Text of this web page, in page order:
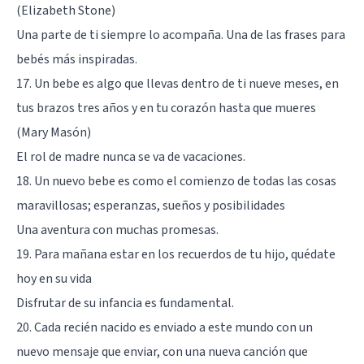
(Elizabeth Stone)
Una parte de ti siempre lo acompaña. Una de las frases para
bebés más inspiradas.
17. Un bebe es algo que llevas dentro de ti nueve meses, en
tus brazos tres años y en tu corazón hasta que mueres
(Mary Masón)
El rol de madre nunca se va de vacaciones.
18. Un nuevo bebe es como el comienzo de todas las cosas
maravillosas; esperanzas, sueños y posibilidades
Una aventura con muchas promesas.
19. Para mañana estar en los recuerdos de tu hijo, quédate
hoy en su vida
Disfrutar de su infancia es fundamental.
20. Cada recién nacido es enviado a este mundo con un
nuevo mensaje que enviar, con una nueva canción que